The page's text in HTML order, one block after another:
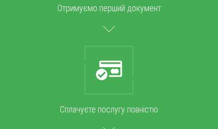
Отримуємо перший документ
Сплачуєте послугу повністю